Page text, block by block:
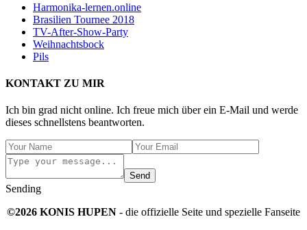
Harmonika-lernen.online
Brasilien Tournee 2018
TV-After-Show-Party
Weihnachtsbock
Pils
KONTAKT ZU MIR
Ich bin grad nicht online. Ich freue mich über ein E-Mail und werde
dieses schnellstens beantworten.
Send
Sending
©2026 KONIS HUPEN - die offizielle Seite und spezielle Fanseite